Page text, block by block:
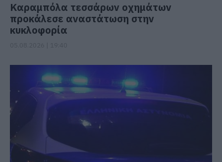
Καραμπόλα τεσσάρων οχημάτων
προκάλεσε αναστάτωση στην
κυκλοφορία